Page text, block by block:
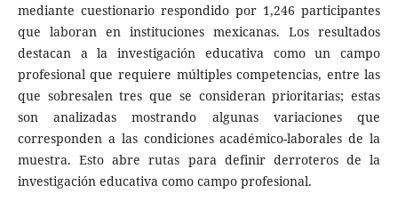
mediante cuestionario respondido por 1,246 participantes
que laboran en instituciones mexicanas. Los resultados
destacan a la investigación educativa como un campo
profesional que requiere múltiples competencias, entre las
que sobresalen tres que se consideran prioritarias; estas
son analizadas mostrando algunas variaciones que
corresponden a las condiciones académico-laborales de la
muestra. Esto abre rutas para definir derroteros de la
investigación educativa como campo profesional.